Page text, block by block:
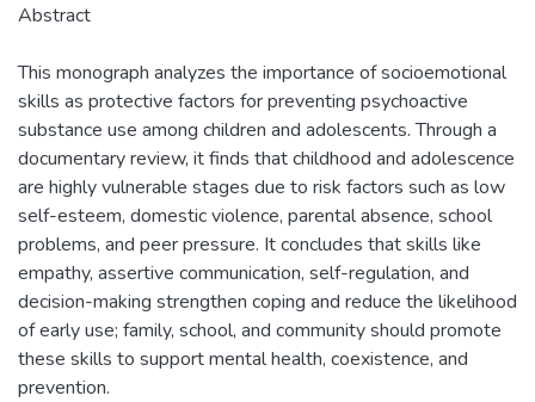
Abstract
This monograph analyzes the importance of socioemotional
skills as protective factors for preventing psychoactive
substance use among children and adolescents. Through a
documentary review, it finds that childhood and adolescence
are highly vulnerable stages due to risk factors such as low
self-esteem, domestic violence, parental absence, school
problems, and peer pressure. It concludes that skills like
empathy, assertive communication, self-regulation, and
decision-making strengthen coping and reduce the likelihood
of early use; family, school, and community should promote
these skills to support mental health, coexistence, and
prevention.